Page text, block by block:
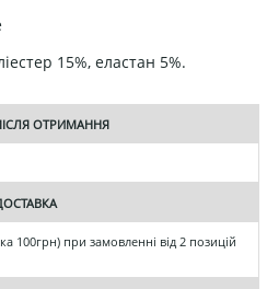
15%, еластан 5%.
ОТРИМАННЯ
100грн) при замовленні від 2 позицій